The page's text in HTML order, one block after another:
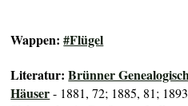
Wappen:#Flügel
Literatur:Brünner
Häuser- 1881, 72; 1885, 81;